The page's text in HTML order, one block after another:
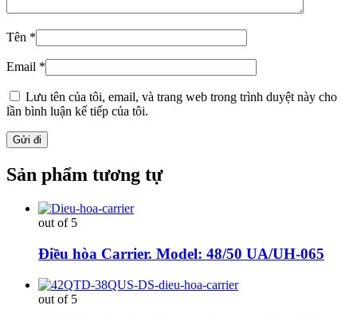
Tên *
Email *
Lưu tên của tôi, email, và trang web trong trình duyệt này cho
lần bình luận kế tiếp của tôi.
Sản phẩm tương tự
out of 5
Điều hòa Carrier. Model: 48/50 UA/UH-065
out of 5